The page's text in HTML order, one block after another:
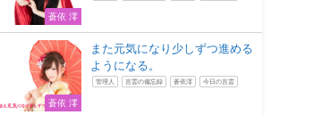
蒼依 澪
蒼依 澪
また元気になり少しずつ進める
ようになる。
管理人 言霊の備忘録 蒼依澪 今日の言霊